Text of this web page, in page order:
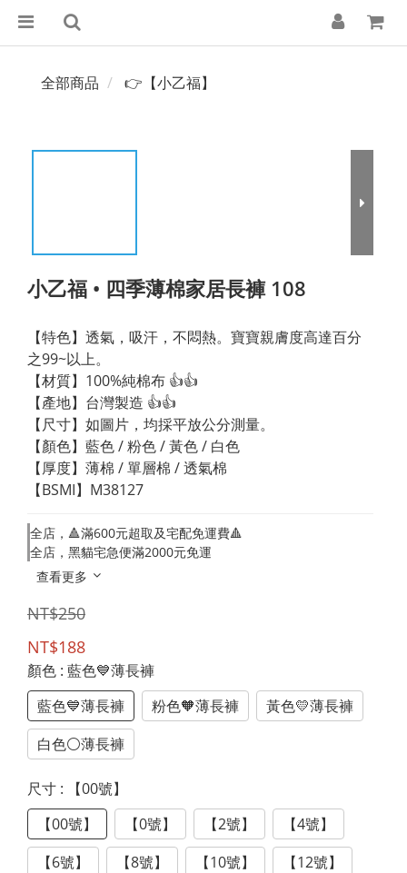
全部商品 👉【小乙福】
小乙福 • 四季薄棉家居長褲 108
【特色】透氣，吸汗，不悶熱。寶寶親膚度高達百分
之99~以上。
【材質】100%純棉布 👍👍
【產地】台灣製造 👍👍
【尺寸】如圖片，均採平放公分測量。
【顏色】藍色 / 粉色 / 黃色 / 白色
【厚度】薄棉 / 單層棉 / 透氣棉
【BSMI】M38127
全店，🔺滿600元超取及宅配免運費🔺
全店，黑貓宅急便滿2000元免運
查看更多
NT$250
NT$188
顏色 : 藍色💙薄長褲
藍色💙薄長褲
粉色🧡薄長褲
黃色💛薄長褲
白色⚪薄長褲
尺寸 : 【00號】
【00號】
【0號】 【2號】
【4號】
【6號】
【8號】 【10號】
【12號】